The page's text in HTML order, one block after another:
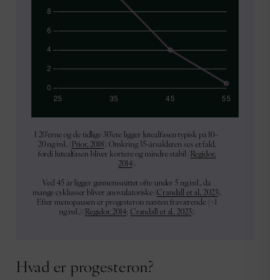
I 20’erne og de tidlige 30’ere ligger lutealfasen typisk på 10–
20 ng/mL ( Prior, 2018). Omkring 35-årsalderen ses et fald,
fordi lutealfasen bliver kortere og mindre stabil ( Regidor,
2014).
Ved 45 år ligger gennemsnittet ofte under 5 ng/mL, da
mange cyklusser bliver anovulatoriske ( Crandall et al., 2023).
Efter menopausen er progesteron næsten fraværende (<1
ng/mL) ( Regidor, 2014; Crandall et al., 2023).
Hvad er progesteron?